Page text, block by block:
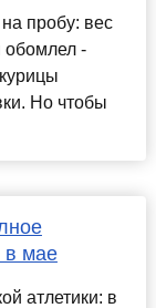
пробу: вес
обомлел -
Но чтобы
в мае
атлетики: в